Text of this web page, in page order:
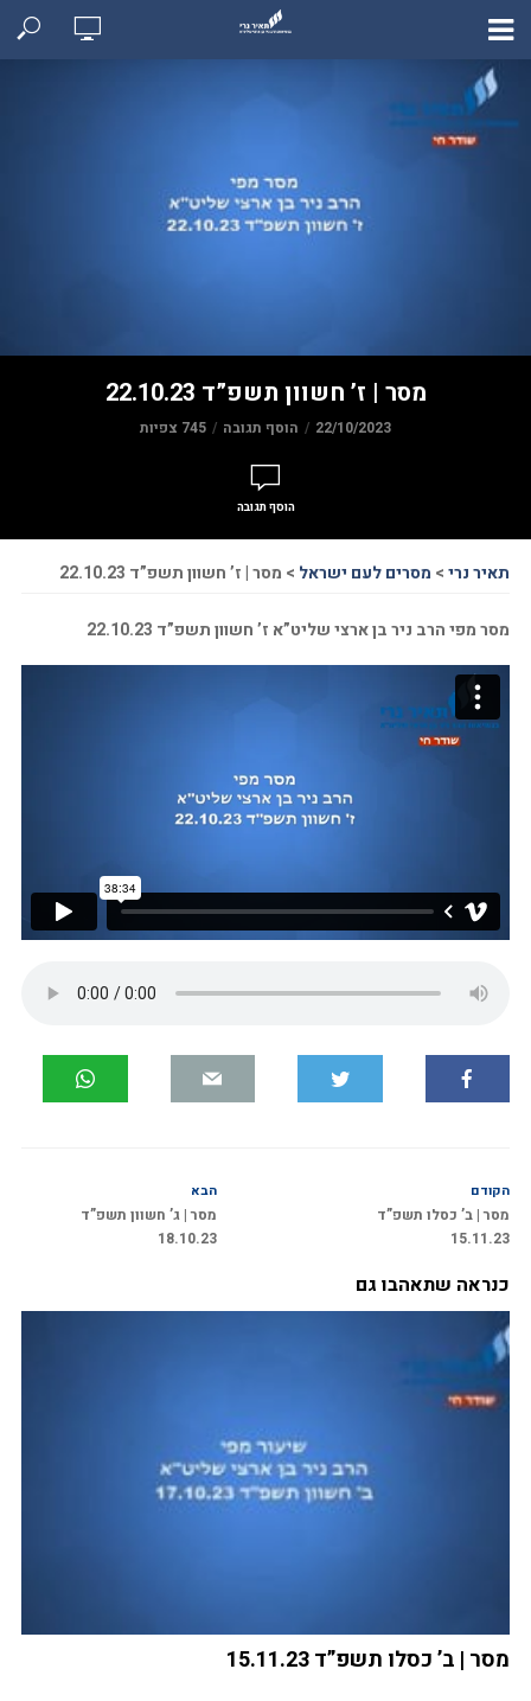
מסר | ז’ חשוון תשפ”ד 22.10.23
22/10/2023 הוסף תגובה 745 צפיות
הוסף תגובה
תאיר נרי> מסרים לעם ישראל > מסר | ז’ חשוון תשפ”ד 22.10.23
מסר מפי הרב ניר בן ארצי שליט”א ז’ חשוון תשפ”ד 22.10.23
הקודם
מסר | ב’ כסלו תשפ”ד
15.11.23
הבא
מסר | ג’ חשוון תשפ”ד
18.10.23
כנראה שתאהבו גם
מסר | ב’ כסלו תשפ”ד 15.11.23